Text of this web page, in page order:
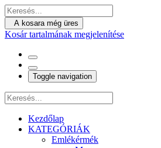
A kosara még üres
Kosár tartalmának megjelenítése
Toggle navigation
Kezdőlap
KATEGÓRIÁK
Emlékérmék